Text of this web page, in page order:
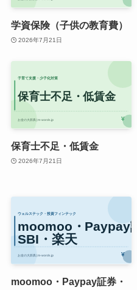
学資保険（子供の教育費）
2026年7月21日
保育士不足・低賃金
2026年7月21日
moomoo・Paypay証券・